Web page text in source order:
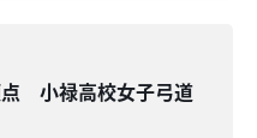
小禄高校女子弓道